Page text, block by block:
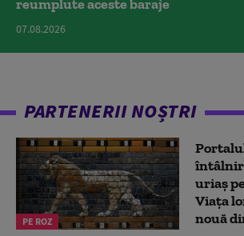
reumplute aceste baraje
07.08.2026
PARTENERII NOȘTRI
PE ROZ
uriaș
Viața
nouă